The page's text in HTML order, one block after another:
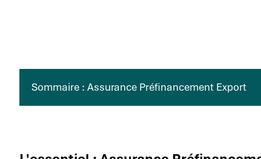
Sommaire : Assurance Préfinancement Export